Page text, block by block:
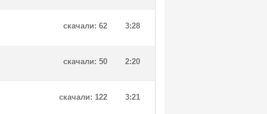
3:28
скачали: 62
2:20
скачали: 50
3:21
скачали: 122